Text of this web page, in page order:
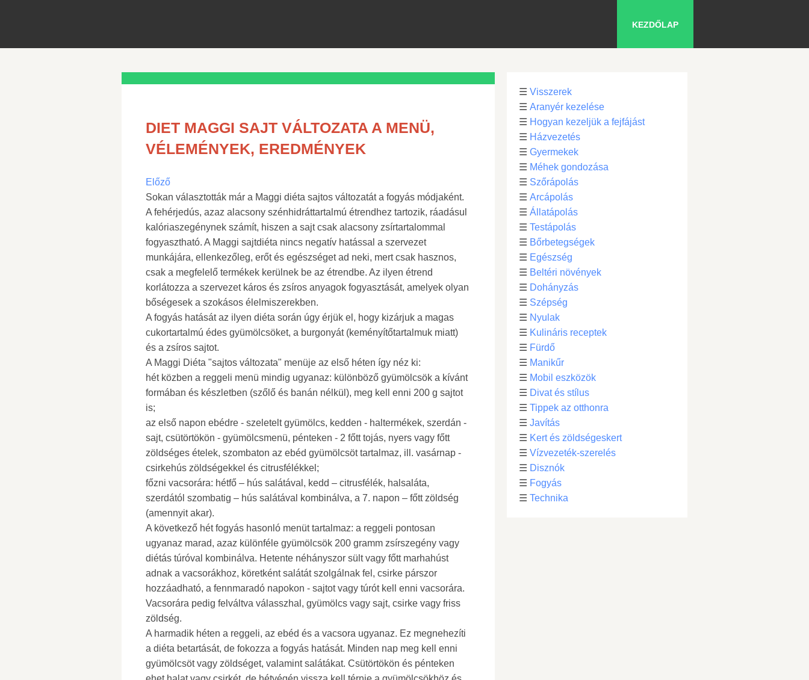
KEZDŐLAP
DIET MAGGI SAJT VÁLTOZATA A MENÜ,
VÉLEMÉNYEK, EREDMÉNYEK
Előző
Sokan választották már a Maggi diéta sajtos változatát a fogyás módjaként.
A fehérjedús, azaz alacsony szénhidráttartalmú étrendhez tartozik, ráadásul
kalóriaszegénynek számít, hiszen a sajt csak alacsony zsírtartalommal
fogyasztható. A Maggi sajtdiéta nincs negatív hatással a szervezet
munkájára, ellenkezőleg, erőt és egészséget ad neki, mert csak hasznos,
csak a megfelelő termékek kerülnek be az étrendbe. Az ilyen étrend
korlátozza a szervezet káros és zsíros anyagok fogyasztását, amelyek olyan
bőségesek a szokásos élelmiszerekben.
A fogyás hatását az ilyen diéta során úgy érjük el, hogy kizárjuk a magas
cukortartalmú édes gyümölcsöket, a burgonyát (keményítőtartalmuk miatt)
és a zsíros sajtot.
A Maggi Diéta "sajtos változata" menüje az első héten így néz ki:
hét közben a reggeli menü mindig ugyanaz: különböző gyümölcsök a kívánt
formában és készletben (szőlő és banán nélkül), meg kell enni 200 g sajtot
is;
az első napon ebédre - szeletelt gyümölcs, kedden - haltermékek, szerdán -
sajt, csütörtökön - gyümölcsmenü, pénteken - 2 főtt tojás, nyers vagy főtt
zöldséges ételek, szombaton az ebéd gyümölcsöt tartalmaz, ill. vasárnap -
csirkehús zöldségekkel és citrusfélékkel;
főzni vacsorára: hétfő – hús salátával, kedd – citrusfélék, halsaláta,
szerdától szombatig – hús salátával kombinálva, a 7. napon – főtt zöldség
(amennyit akar).
A következő hét fogyás hasonló menüt tartalmaz: a reggeli pontosan
ugyanaz marad, azaz különféle gyümölcsök 200 gramm zsírszegény vagy
diétás túróval kombinálva. Hetente néhányszor sült vagy főtt marhahúst
adnak a vacsorákhoz, köretként salátát szolgálnak fel, csirke párszor
hozzáadható, a fennmaradó napokon - sajtot vagy túrót kell enni vacsorára.
Vacsorára pedig felváltva válasszhal, gyümölcs vagy sajt, csirke vagy friss
zöldség.
A harmadik héten a reggeli, az ebéd és a vacsora ugyanaz. Ez megnehezíti
a diéta betartását, de fokozza a fogyás hatását. Minden nap meg kell enni
gyümölcsöt vagy zöldséget, valamint salátákat. Csütörtökön és pénteken
☰ Visszerek
☰ Aranyér kezelése
☰ Hogyan kezeljük a fejfájást
☰ Házvezetés
☰ Gyermekek
☰ Méhek gondozása
☰ Szőrápolás
☰ Arcápolás
☰ Állatápolás
☰ Testápolás
☰ Bőrbetegségek
☰ Egészség
☰ Beltéri növények
☰ Dohányzás
☰ Szépség
☰ Nyulak
☰ Kulináris receptek
☰ Fürdő
☰ Manikűr
☰ Mobil eszközök
☰ Divat és stílus
☰ Tippek az otthonra
☰ Javítás
☰ Kert és zöldségeskert
☰ Vízvezeték-szerelés
☰ Disznók
☰ Fogyás
☰ Technika